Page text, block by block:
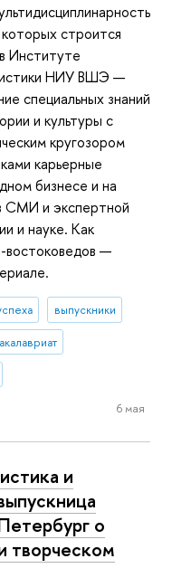
строится
Институте
НИУ ВШЭ —
специальных знаний
и культуры с
кругозором
карьерные
бизнесе и на
СМИ и экспертной
и науке. Как
востоковедов —
выпускники
6 мая
и
о
творческом